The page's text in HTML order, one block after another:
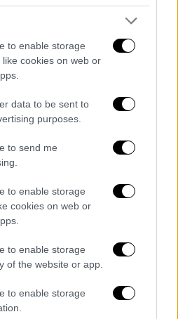
to enable storage
cookies on web or
data to be sent to
purposes.
to send me
to enable storage
cookies on web or
to enable storage
of the website or app.
to enable storage
στήνουν
ελληνική αγορά -
FedHATTA
λαμβάνει το
από τρίτες χώρες
σύμφωνα με τη